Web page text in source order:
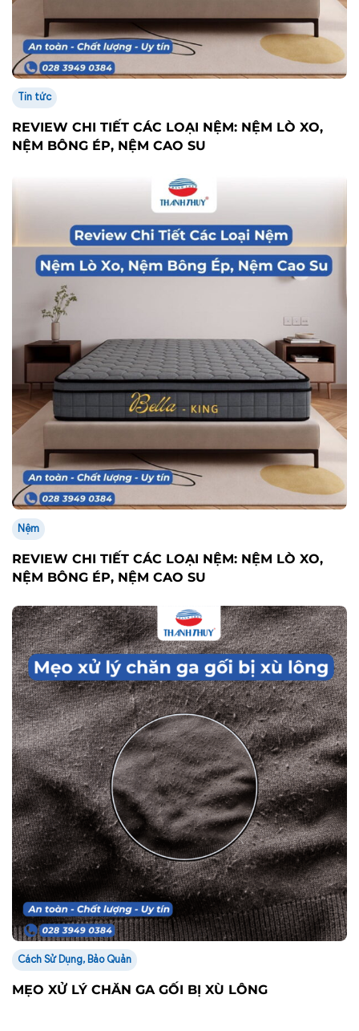
Tin tức
REVIEW CHI TIẾT CÁC LOẠI NỆM: NỆM LÒ XO,
NỆM BÔNG ÉP, NỆM CAO SU
Nệm
REVIEW CHI TIẾT CÁC LOẠI NỆM: NỆM LÒ XO,
NỆM BÔNG ÉP, NỆM CAO SU
Cách Sử Dụng, Bảo Quản
MẸO XỬ LÝ CHĂN GA GỐI BỊ XÙ LÔNG